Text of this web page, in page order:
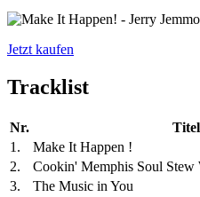
Jetzt kaufen
Tracklist
Nr. Titel
1.
Make It Happen !
2.
Cookin' Memphis Soul
3.
The Music in You